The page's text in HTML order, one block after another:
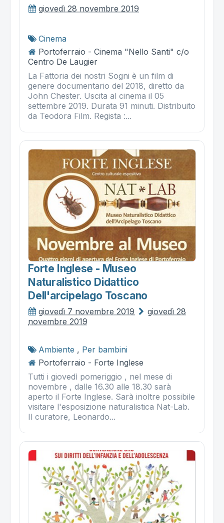
giovedì 28 novembre 2019
Cinema
Portoferraio - Cinema "Nello Santi" c/o
Centro De Laugier
La Fattoria dei nostri Sogni è un film di
genere documentario del 2018, diretto da
John Chester. Uscita al cinema il 05
settembre 2019. Durata 91 minuti. Distribuito
da Teodora Film. Regista :...
Forte Inglese - Museo
Naturalistico Didattico
Dell'arcipelago Toscano
giovedì 7 novembre 2019
giovedì 28
novembre 2019
Ambiente , Per bambini
Portoferraio - Forte Inglese
Tutti i giovedì pomeriggio , nel mese di
novembre , dalle 16.30 alle 18.30 sarà
aperto il Forte Inglese. Sarà inoltre possibile
visitare l'esposizione naturalistica Nat-Lab.
Il curatore, Leonardo...